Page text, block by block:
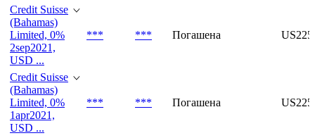
Credit Suisse
(Bahamas)
Limited, 0%
2sep2021,
USD ...
*** *** Погашена
Credit Suisse
(Bahamas)
Limited, 0%
1apr2021,
USD ...
*** *** Погашена